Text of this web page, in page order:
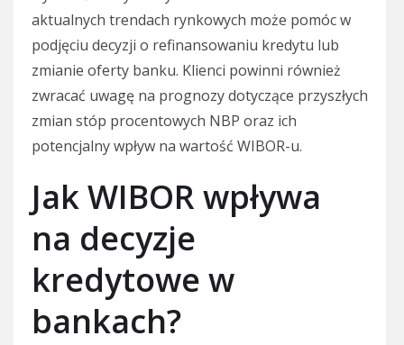
aktualnych trendach rynkowych może pomóc w
podjęciu decyzji o refinansowaniu kredytu lub
zmianie oferty banku. Klienci powinni również
zwracać uwagę na prognozy dotyczące przyszłych
zmian stóp procentowych NBP oraz ich
potencjalny wpływ na wartość WIBOR-u.
Jak WIBOR wpływa
na decyzje
kredytowe w
bankach?